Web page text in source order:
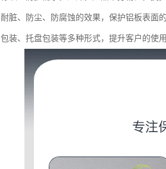
耐脏、防尘、防腐蚀的效果，保护铝板表面
包装、托盘包装等多种形式，提升客户的使用